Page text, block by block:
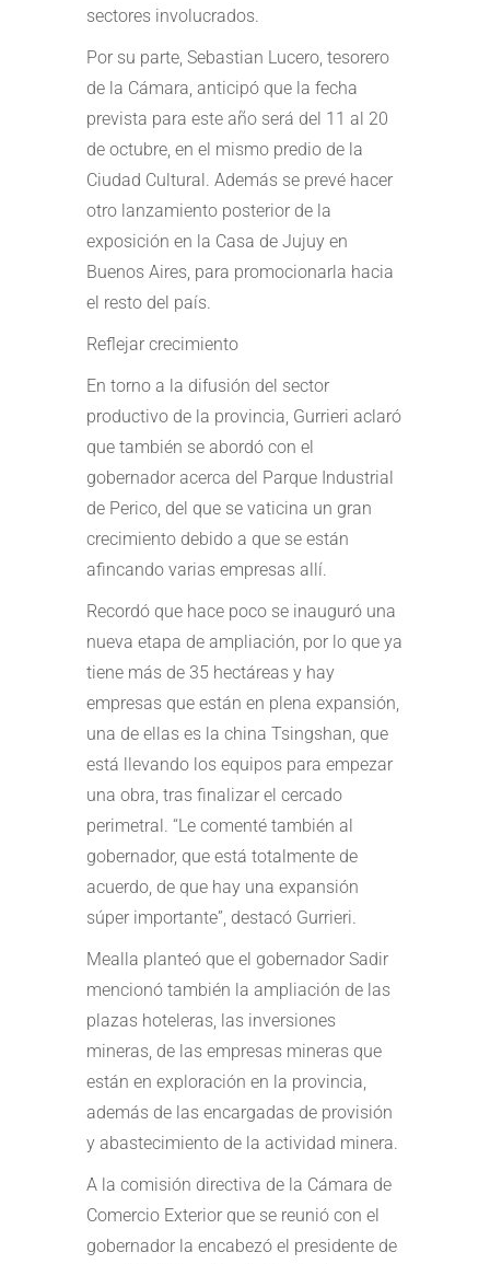
sectores involucrados.
Por su parte, Sebastian Lucero, tesorero
de la Cámara, anticipó que la fecha
prevista para este año será del 11 al 20
de octubre, en el mismo predio de la
Ciudad Cultural. Además se prevé hacer
otro lanzamiento posterior de la
exposición en la Casa de Jujuy en
Buenos Aires, para promocionarla hacia
el resto del país.
Reflejar crecimiento
En torno a la difusión del sector
productivo de la provincia, Gurrieri aclaró
que también se abordó con el
gobernador acerca del Parque Industrial
de Perico, del que se vaticina un gran
crecimiento debido a que se están
afincando varias empresas allí.
Recordó que hace poco se inauguró una
nueva etapa de ampliación, por lo que ya
tiene más de 35 hectáreas y hay
empresas que están en plena expansión,
una de ellas es la china Tsingshan, que
está llevando los equipos para empezar
una obra, tras finalizar el cercado
perimetral. “Le comenté también al
gobernador, que está totalmente de
acuerdo, de que hay una expansión
súper importante”, destacó Gurrieri.
Mealla planteó que el gobernador Sadir
mencionó también la ampliación de las
plazas hoteleras, las inversiones
mineras, de las empresas mineras que
están en exploración en la provincia,
además de las encargadas de provisión
y abastecimiento de la actividad minera.
A la comisión directiva de la Cámara de
Comercio Exterior que se reunió con el
gobernador la encabezó el presidente de